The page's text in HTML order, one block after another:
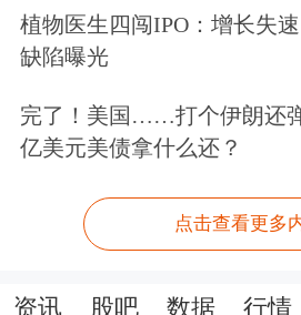
植物医生四闯IPO：增长失
缺陷曝光
完了！美国……打个伊朗还
亿美元美债拿什么还？
点击查看更多
资讯 股吧 数据 行情